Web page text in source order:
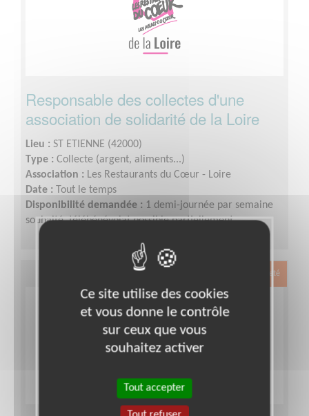
Responsable des collectes d'une
association de solidarité de la Loire
Lieu : ST ETIENNE (42000)
Type : Collecte (argent, aliments...)
Association : Les Restaurants du Cœur - Loire
Date : Tout le temps
Disponibilité demandée : 1 demi-journée par semaine
souhaité, télébénévolat possible partiellement
Exclusion & Pauvreté
Ce site utilise des cookies
et vous donne le contrôle
sur ceux que vous
souhaitez activer
Tout accepter